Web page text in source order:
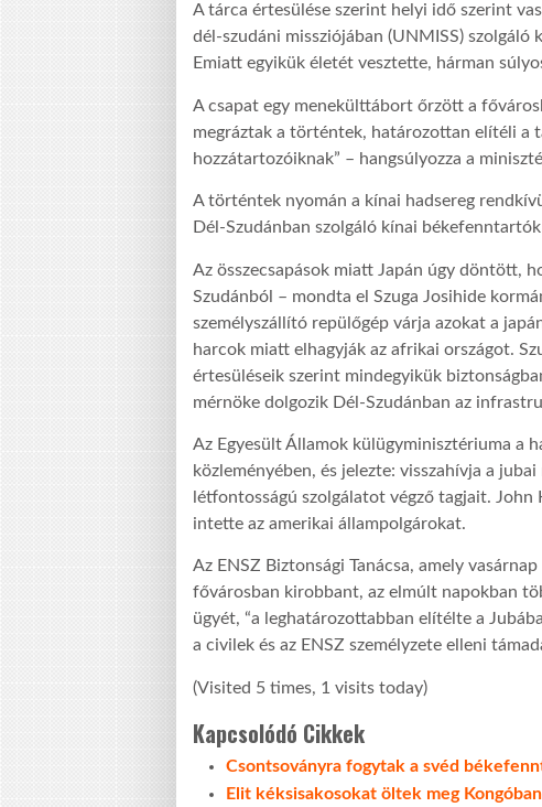
A tárca értesülése szerint helyi idő szerint
dél-szudáni missziójában (UNMISS)
Emiatt egyikük életét vesztette, hárman
A csapat egy menekülttábort őrzött a
megráztak a történtek, határozottan elítéli a
hozzátartozóiknak” – hangsúlyozza a
A történtek nyomán a kínai hadsereg
Dél-Szudánban szolgáló kínai
Az összecsapások miatt Japán úgy döntött,
Szudánból – mondta el Szuga Josihide
személyszállító repülőgép várja azokat a
harcok miatt elhagyják az afrikai országot.
értesüléseik szerint mindegyikük
mérnöke dolgozik Dél-Szudánban az
Az Egyesült Államok külügyminisztériuma a
közleményében, és jelezte: visszahívja a
létfontosságú szolgálatot végző tagjait.
intette az amerikai állampolgárokat.
Az ENSZ Biztonsági Tanácsa, amely
fővárosban kirobbant, az elmúlt napokban
ügyét, “a leghatározottabban elítélte a
a civilek és az ENSZ személyzete elleni
(Visited 5 times, 1 visits today)
Kapcsolódó Cikkek
Csontsoványra fogytak a svéd
Elit kéksisakosokat öltek meg Kongóban